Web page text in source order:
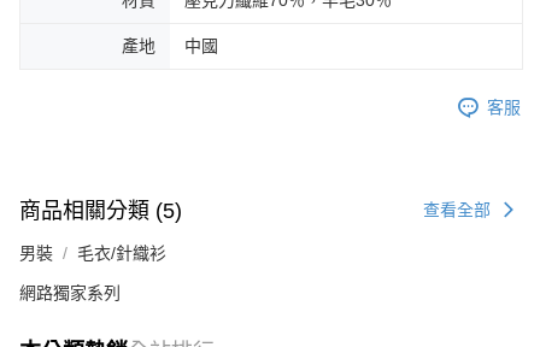
產地 中國
客服
商品相關分類 (5) 查看全部
男裝 毛衣/針織衫
網路獨家系列